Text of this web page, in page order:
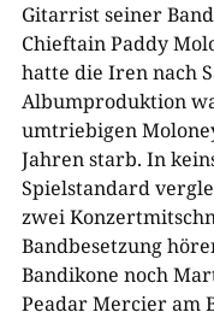
Gitarrist seiner
Chieftain Paddy
hatte die Iren nach
Albumproduktion
umtriebigen
Jahren starb. In
Spielstandard
zwei
Bandbesetzung
Bandikone noch
Peadar Mercier am